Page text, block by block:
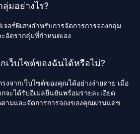
มอย่างไร?
อร์พิเศษสำหรับการจัดการการจองกลุ่ม
อัตรากลุ่มที่กำหนดเอง
เว็บไซต์ของฉันได้หรือไม่?
งจากเว็บไซต์ของคุณได้อย่างง่ายดาย เมื่อ
ะได้รับอีเมลยืนยันพร้อมรายละเอียด
ามและจัดการการจองของคุณผ่านแดช